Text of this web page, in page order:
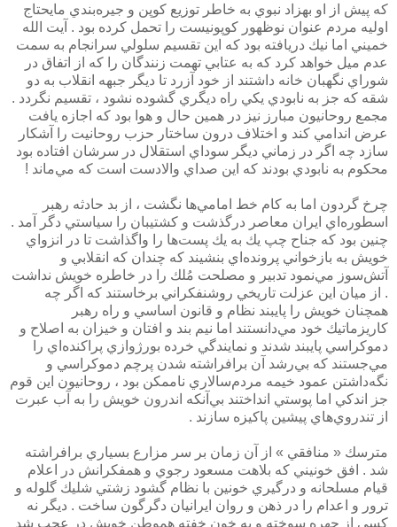
كه پيش از او بهزاد نبوي به خاطر توزيع كوپن و جيره‌بندي مايحتاج
اوليه مردم عنوان نوظهور كوپونيست را تحمل كرده بود . آيت الله
خميني اما نيك دريافته بود كه اين تقسيم سلولي سرانجام به سمت
عدم ميل خواهد كرد كه به عتابي تهمت زنندگان را كه از اتفاق در
شوراي نگهبان خانه داشتند از خود آزرد تا ديگر جبهه انقلاب به دو
شقه كه جز به نابودي يكي راه ديگري گشوده نشود ، تقسيم نگردد .
مجمع روحانيون مبارز نيز در همين حال و هوا بود كه اجازه يافت
عرض اندامي كند و اختلاف درون ساختار حزب روحانيت را آشكار
سازد چه اگر در زماني ديگر سوداي استقلال در سرشان افتاده بود
محكوم به نابودي بودند كه اين صداي والادست است كه مي‌ماند !
چرخ گردون اما به كام خط امامي‌ها نگشت ، از بد حادثه رهبر
اسطوره‌اي ايران معاصر درگذشت و كشتيبان را سياستي دگر آمد .
چنين بود كه جناح چپ يك به يك پست‌‌ها را واگذاشت تا در انزواي
خويش به بازخواني پرونده‌اي بنشيند كه چندان كه انقلابي و
آتش‌سوز مي‌نمود تدبير و مصلحت مُلك را در خاطره خويش نداشت
. از ميان اين عزلت تاريخي روشنفكراني برخاستند كه اگر چه
همچنان خويش را پايبند نظام و قانون اساسي و راه رهبر
كاريزماتيك خود مي‌دانستند اما نيم بند و افتان و خيزان به اصلاح و
دموكراسي پايبند شدند و نمايندگي خرده بورژوازي پراكنده‌اي را
مي‌جستند كه بي‌رشد آن برافراشته شدن پرچم دموكراسي و
نگه‌داشتن عمود خيمه‌ مردم‌سالاري ناممكن بود ، روحانيون اين قوم
جز اندكي اما پوستي انداختند بي‌آنكه اندرون خويش را به آب عبرت
از تندروي‌هاي پيشين پاكيزه سازند .
مترسك « منافقي » از آن زمان بر سر مزارع بسياري برافراشته
شد . افق خونيني كه بلاهت مسعود رجوي و همفكرانش در اعلام
قيام مسلحانه و درگيري خونين با نظام گشود زشتي شليك گلوله و
ترور و اعدام را در ذهن و روان ايرانيان دگرگون ساخت . ديگر نه
كسي از چهره سوخته و به خون خفته هموطن خويش در عجب شد